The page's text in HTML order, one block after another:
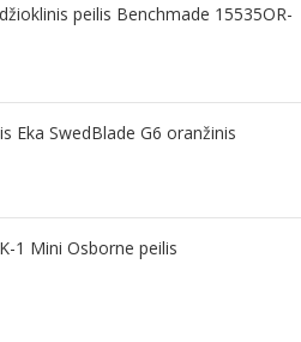
peilis Benchmade 15535OR-
Eka SwedBlade G6 oranžinis
1 Mini Osborne peilis